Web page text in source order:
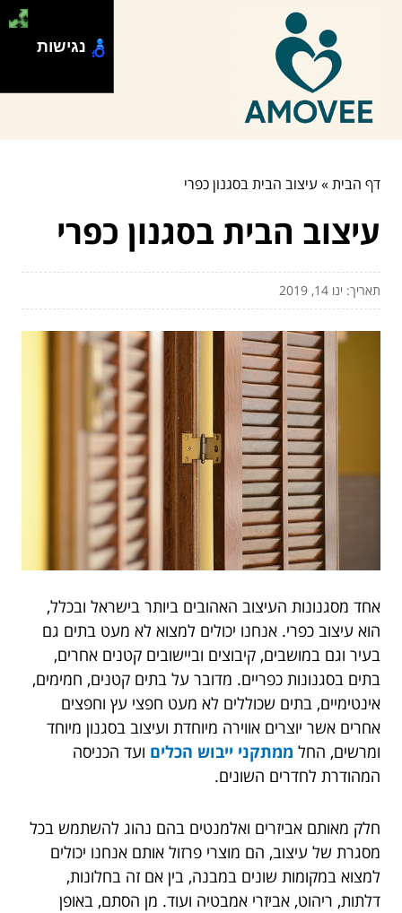
דף הבית» עיצוב הבית בסגנון כפרי
עיצוב הבית בסגנון כפרי
תאריך: ינו 14, 2019
אחד מסגנונות העיצוב האהובים ביותר בישראל ובכלל,
הוא עיצוב כפרי. אנחנו יכולים למצוא לא מעט בתים גם
בעיר וגם במושבים, קיבוצים וביישובים קטנים אחרים,
בתים בסגנונות כפריים. מדובר על בתים קטנים, חמימים,
אינטימיים, בתים שכוללים לא מעט חפצי עץ וחפצים
אחרים אשר יוצרים אווירה מיוחדת ועיצוב בסגנון מיוחד
ומרשים, החל ממתקני ייבוש הכלים ועד הכניסה
המהודרת לחדרים השונים.
חלק מאותם אביזרים ואלמנטים בהם נהוג להשתמש בכל
מסגרת של עיצוב, הם מוצרי פרזול אותם אנחנו יכולים
למצוא במקומות שונים במבנה, בין אם זה בחלונות,
דלתות, ריהוט, אביזרי אמבטיה ועוד. מן הסתם, באופן
נגישות